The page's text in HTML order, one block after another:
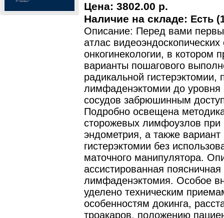
Цена: 3802.00 р.
Наличие на складе: Есть
Описание: Перед вами
атлас
онкогинекологии, в котором
варианты пошагового
радикальной гистерэктомии,
лимфаденэктомии до уровня
сосудов забрюшинным
Подробно освещена
сторожевых лимфоузлов при
эндометрия, а также вариант
гистерэктомии без
маточного манипулятора.
ассистированная поясничная
лимфаденэктомия. Особое
уделено техническим
особенностям докинга,
троакаров, положению